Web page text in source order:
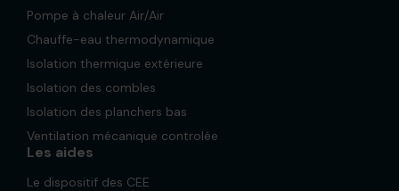
Pompe à chaleur Air/Air
Chauffe-eau thermodynamique
Isolation thermique extérieure
Isolation des combles
Isolation des planchers bas
Ventilation mécanique controlée
Les aides
Le dispositif des CEE